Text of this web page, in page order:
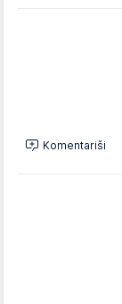
Komentariši